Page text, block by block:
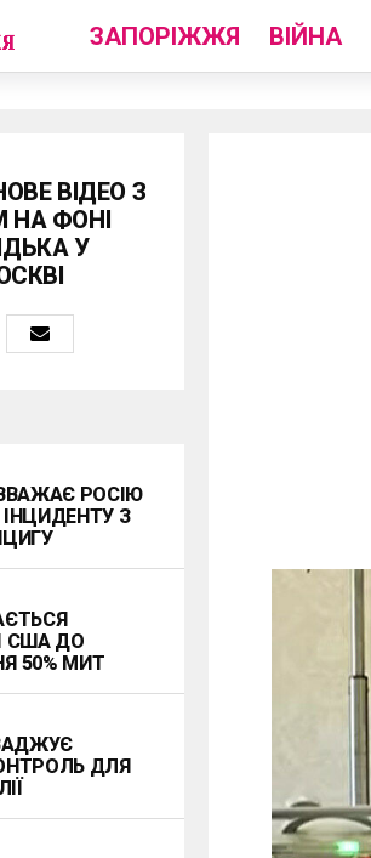
ЗАПОРІЖЖЯ ВІЙНА
ВІДЕО З
НА ФОНІ
У
РОСІЮ
З
США ДО
50% МИТ
ДЛЯ